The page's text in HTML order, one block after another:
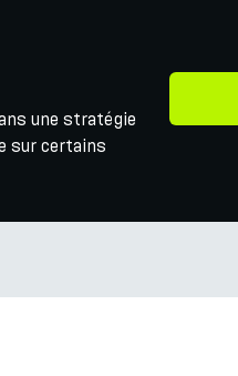
une stratégie
sur certains